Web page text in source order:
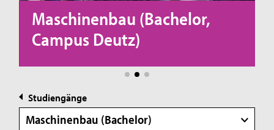
Maschinenbau (Bachelor,
Campus Deutz)
Studiengänge
Maschinenbau (Bachelor)